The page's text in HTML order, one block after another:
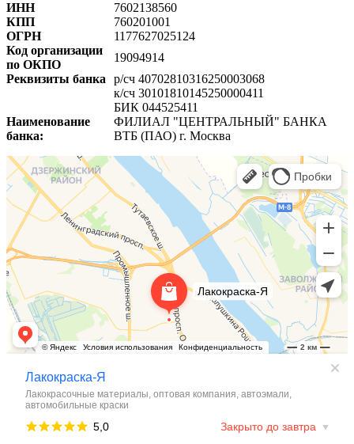
ИНН
7602138560
КПП
760201001
ОГРН
1177627025124
Код организации
по ОКПО
19094914
Реквизиты банка р/сч 40702810316250003068
к/сч 30101810145250000411
БИК 044525411
Наименование
банка:
ФИЛИАЛ "ЦЕНТРАЛЬНЫЙ" БАНКА
ВТБ (ПАО) г. Москва